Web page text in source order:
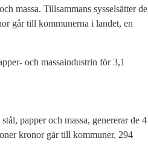
massa. Tillsammans sysselsätter de
går till kommunerna i landet, en
och massaindustrin för 3,1
papper och massa, genererar de 4
kronor går till kommuner, 294